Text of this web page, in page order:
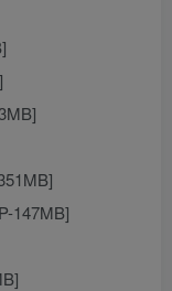
147MB]